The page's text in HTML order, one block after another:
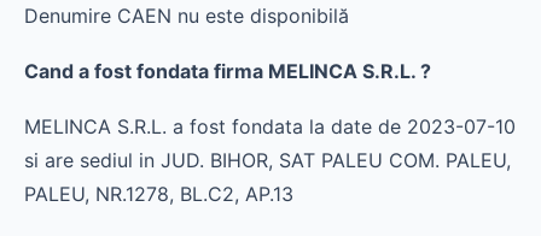
Denumire CAEN nu este disponibilă
Cand a fost fondata firma MELINCA S.R.L. ?
MELINCA S.R.L. a fost fondata la date de 2023-07-10
si are sediul in JUD. BIHOR, SAT PALEU COM. PALEU,
PALEU, NR.1278, BL.C2, AP.13